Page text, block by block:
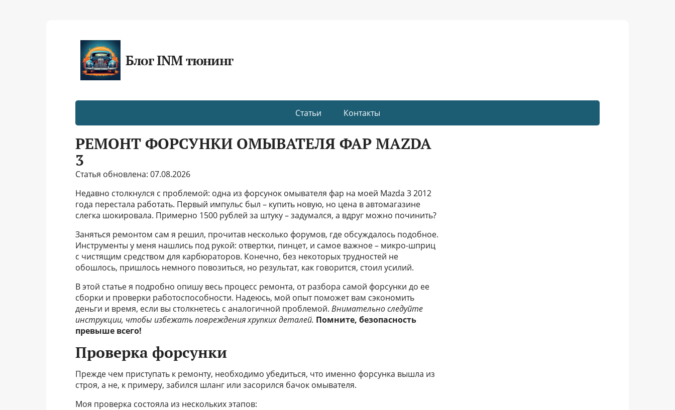
Блог INM тюнинг
Статьи Контакты
РЕМОНТ ФОРСУНКИ ОМЫВАТЕЛЯ ФАР MAZDA
3
Статья обновлена: 07.08.2026
Недавно столкнулся с проблемой: одна из форсунок омывателя фар на моей Mazda 3 2012
года перестала работать. Первый импульс был – купить новую, но цена в автомагазине
слегка шокировала. Примерно 1500 рублей за штуку – задумался, а вдруг можно починить?
Заняться ремонтом сам я решил, прочитав несколько форумов, где обсуждалось подобное.
Инструменты у меня нашлись под рукой: отвертки, пинцет, и самое важное – микро-шприц
с чистящим средством для карбюраторов. Конечно, без некоторых трудностей не
обошлось, пришлось немного повозиться, но результат, как говорится, стоил усилий.
В этой статье я подробно опишу весь процесс ремонта, от разбора самой форсунки до ее
сборки и проверки работоспособности. Надеюсь, мой опыт поможет вам сэкономить
деньги и время, если вы столкнетесь с аналогичной проблемой. Внимательно следуйте
инструкции, чтобы избежать повреждения хрупких деталей. Помните, безопасность
превыше всего!
Проверка форсунки
Прежде чем приступать к ремонту, необходимо убедиться, что именно форсунка вышла из
строя, а не, к примеру, забился шланг или засорился бачок омывателя.
Моя проверка состояла из нескольких этапов: